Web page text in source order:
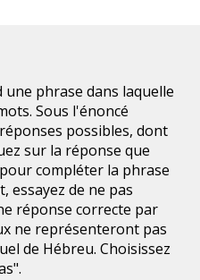
phrase dans laquelle
Sous l'énoncé
possibles, dont
sur la réponse que
compléter la phrase
essayez de ne pas
réponse correcte par
ne représenteront pas
de Hébreu. Choisissez